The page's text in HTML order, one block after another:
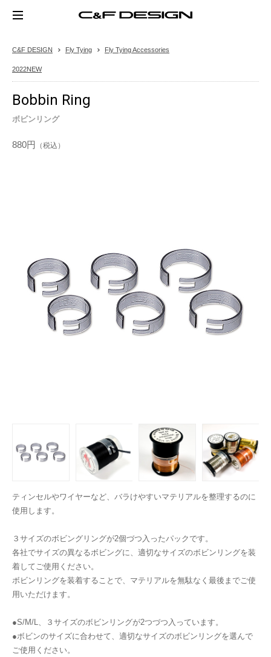
C&F DESIGN Fly Tying Fly Tying Accessories
2022NEW
Bobbin Ring
ボビンリング
880円 （税込）
ティンセルやワイヤーなど、バラけやすいマテリアルを整理するのに
使用します。
３サイズのボビングリングが2個づつ入ったパックです。
各社でサイズの異なるボビングに、適切なサイズのボビンリングを装
着してご使用ください。
ボビンリングを装着することで、マテリアルを無駄なく最後までご使
用いただけます。
●S/M/L、３サイズのボビンリングが2つづつ入っています。
●ボビンのサイズに合わせて、適切なサイズのボビンリングを選んで
ご使用ください。